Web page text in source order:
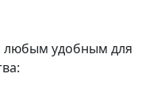
любым удобным для